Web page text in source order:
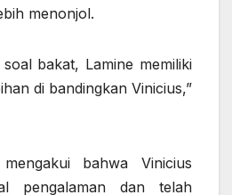
menonjol.
bakat, Lamine memiliki
di bandingkan Vinicius,”
bahwa Vinicius
pengalaman dan telah